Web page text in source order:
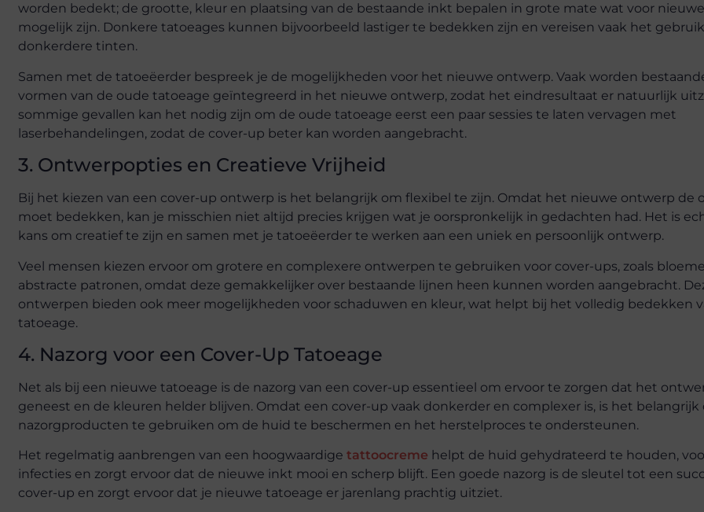
worden bedekt; de grootte, kleur en plaatsing van de bestaande inkt bepalen in grote mate wat voor
mogelijk zijn. Donkere tatoeages kunnen bijvoorbeeld lastiger te bedekken zijn en vereisen vaak het
donkerdere tinten.
Samen met de tatoeëerder bespreek je de mogelijkheden voor het nieuwe ontwerp. Vaak worden
vormen van de oude tatoeage geïntegreerd in het nieuwe ontwerp, zodat het eindresultaat er natuurlijk
sommige gevallen kan het nodig zijn om de oude tatoeage eerst een paar sessies te laten vervagen met
laserbehandelingen, zodat de cover-up beter kan worden aangebracht.
3. Ontwerpopties en Creatieve Vrijheid
Bij het kiezen van een cover-up ontwerp is het belangrijk om flexibel te zijn. Omdat het nieuwe ontwerp de
moet bedekken, kan je misschien niet altijd precies krijgen wat je oorspronkelijk in gedachten had. Het is
kans om creatief te zijn en samen met je tatoeëerder te werken aan een uniek en persoonlijk ontwerp.
Veel mensen kiezen ervoor om grotere en complexere ontwerpen te gebruiken voor cover-ups, zoals
abstracte patronen, omdat deze gemakkelijker over bestaande lijnen heen kunnen worden aangebracht.
ontwerpen bieden ook meer mogelijkheden voor schaduwen en kleur, wat helpt bij het volledig bedekken
tatoeage.
4. Nazorg voor een Cover-Up Tatoeage
Net als bij een nieuwe tatoeage is de nazorg van een cover-up essentieel om ervoor te zorgen dat het
geneest en de kleuren helder blijven. Omdat een cover-up vaak donkerder en complexer is, is het belangrijk
nazorgproducten te gebruiken om de huid te beschermen en het herstelproces te ondersteunen.
Het regelmatig aanbrengen van een hoogwaardige tattoocreme helpt de huid gehydrateerd te houden,
infecties en zorgt ervoor dat de nieuwe inkt mooi en scherp blijft. Een goede nazorg is de sleutel tot een
cover-up en zorgt ervoor dat je nieuwe tatoeage er jarenlang prachtig uitziet.